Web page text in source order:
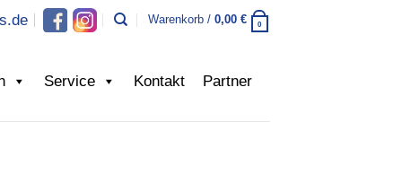
Warenkorb / 0,00 € 0
Service Kontakt Partner